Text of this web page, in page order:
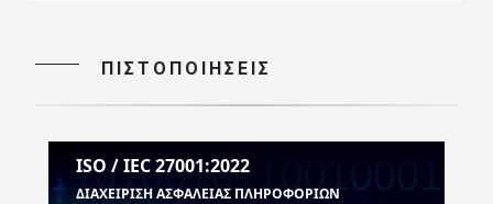
ΠΙΣΤΟΠΟΙΉΣΕΙΣ
ISO / IEC 27001:2022
ΔΙΑΧΕΙΡΙΣΗ ΑΣΦΑΛΕΙΑΣ ΠΛΗΡΟΦΟΡΙΩΝ